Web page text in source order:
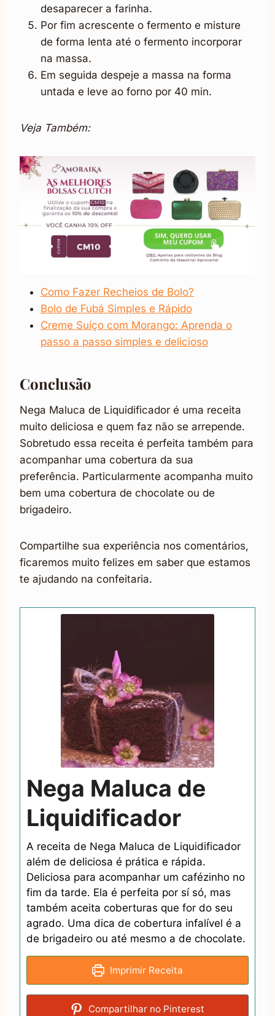
desaparecer a farinha.
Por fim acrescente o fermento e misture
de forma lenta até o fermento incorporar
na massa.
Em seguida despeje a massa na forma
untada e leve ao forno por 40 min.
Veja Também:
Como Fazer Recheios de Bolo?
Bolo de Fubá Simples e Rápido
Creme Suíço com Morango: Aprenda o
passo a passo simples e delicioso
Conclusão
Nega Maluca de Liquidificador é uma receita
muito deliciosa e quem faz não se arrepende.
Sobretudo essa receita é perfeita também para
acompanhar uma cobertura da sua
preferência. Particularmente acompanha muito
bem uma cobertura de chocolate ou de
brigadeiro.
Compartilhe sua experiência nos comentários,
ficaremos muito felizes em saber que estamos
te ajudando na confeitaria.
Nega Maluca de
Liquidificador
A receita de Nega Maluca de Liquidificador
além de deliciosa é prática e rápida.
Deliciosa para acompanhar um cafézinho no
fim da tarde. Ela é perfeita por sí só, mas
também aceita coberturas que for do seu
agrado. Uma dica de cobertura infalível é a
de brigadeiro ou até mesmo a de chocolate.
Imprimir Receita
Compartilhar no Pinterest